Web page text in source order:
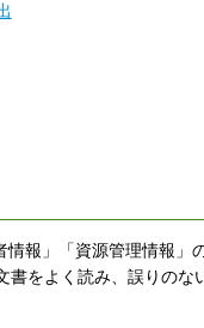
報」「資源管理情報」
をよく読み、誤りのな